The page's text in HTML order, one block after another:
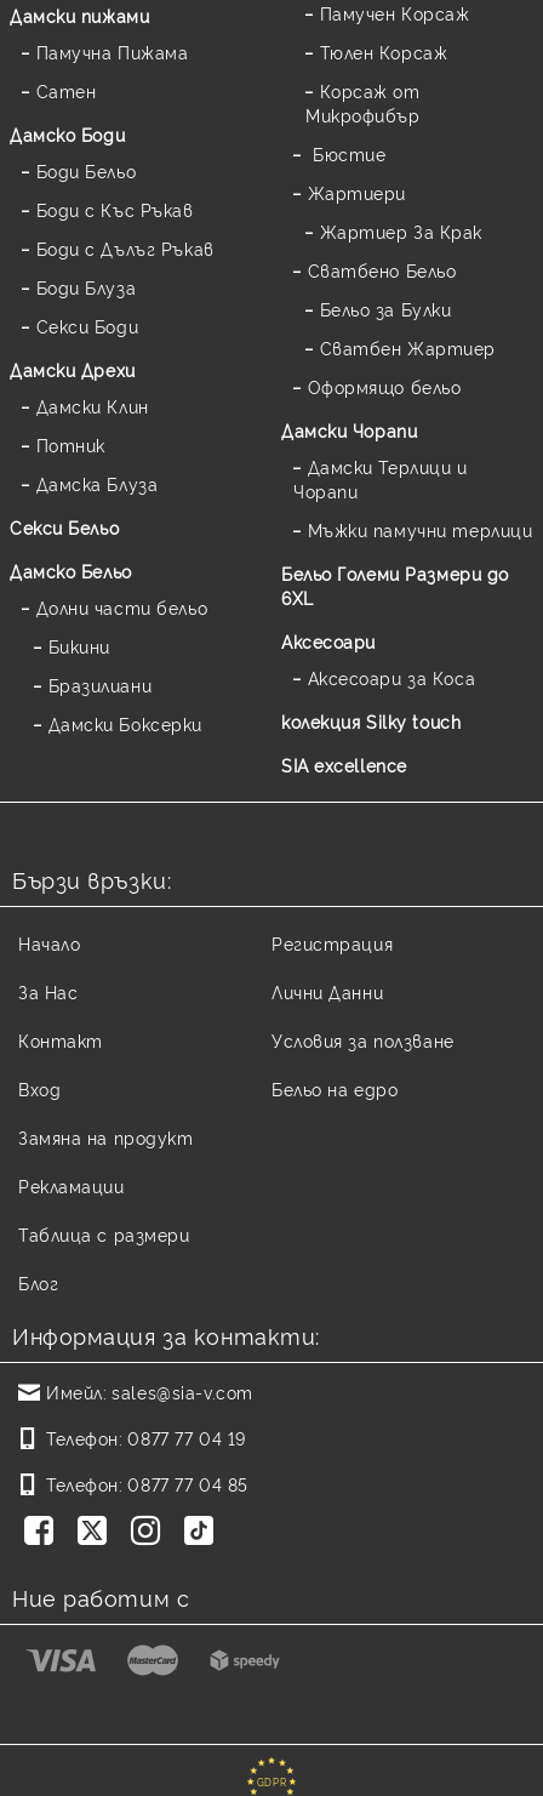
Дамски пижами
Памучна Пижама
Сатен
Дамскo Боди
Боди Бельо
Боди с Къс Ръкав
Боди с Дълъг Ръкав
Боди Блуза
Секси Боди
Дамски Дрехи
Дамски Клин
Потник
Дамска Блуза
Секси Бельо
Дамско Бельо
Долни части бельо
Бикини
Бразилиани
Дамски Боксерки
Памучен Корсаж
Тюлен Корсаж
Корсаж от
Микрофибър
Бюстие
Жартиери
Жартиер За Крак
Сватбено Бельо
Бельо за Булки
Сватбен Жартиер
Оформящо бельо
Дамски Чорапи
Дамски Терлици и
Чорапи
Мъжки памучни терлици
Бельо Големи Размери до
6XL
Аксесоари
Аксесоари за Коса
колекция Silky touch
SIA excellence
Бързи връзки:
Начало
За Нас
Контакт
Вход
Регистрация
Лични Данни
Условия за ползване
Бельо на едро
Замяна на продукт
Рекламации
Таблица с размери
Блог
Информация за контакти:
Имейл: sales@sia-v.com
Телефон: 0877 77 04 19
Телефон: 0877 77 04 85
Ние работим с
GDPR